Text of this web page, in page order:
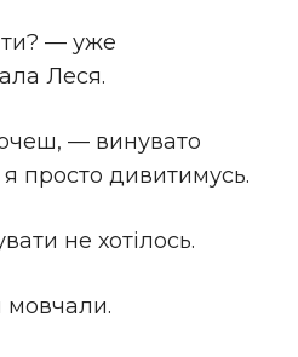
— уже
Леся.
— винувато
просто дивитимусь.
не хотілось.
мовчали.